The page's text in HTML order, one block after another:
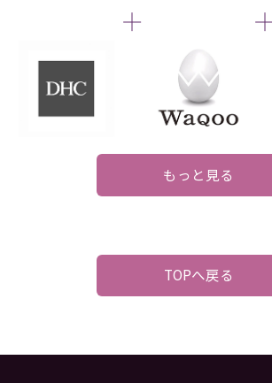
もっと見る
TOPへ戻る